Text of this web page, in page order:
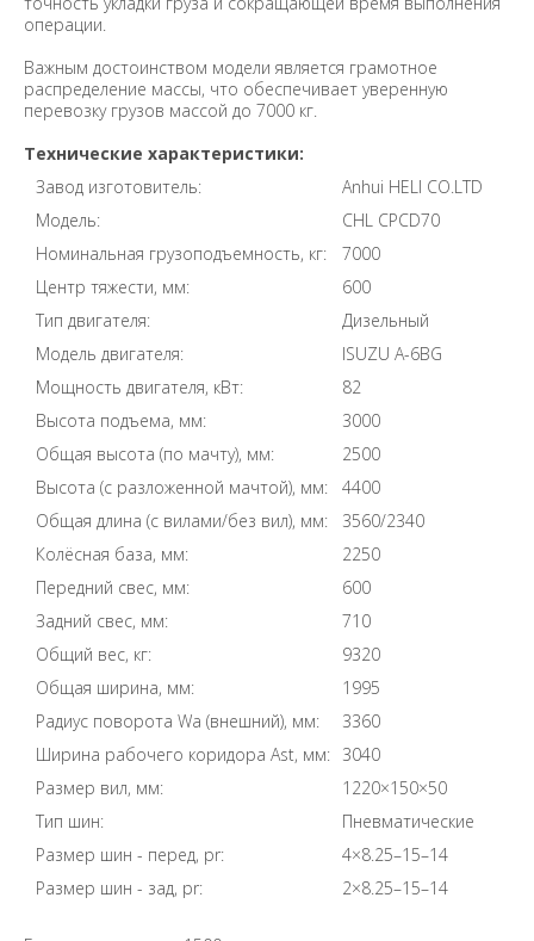
операции.
Важным достоинством модели является грамотное
распределение массы, что обеспечивает уверенную
перевозку грузов массой до 7000 кг.
Технические характеристики:
Завод изготовитель:
Anhui HELI CO.LTD
Модель:
CHL CPCD70
Номинальная грузоподъемность, кг:
7000
Центр тяжести, мм:
600
Тип двигателя:
Дизельный
Модель двигателя:
ISUZU A-6BG
Мощность двигателя, кВт:
82
Высота подъема, мм:
3000
Общая высота (по мачту), мм:
2500
Высота (с разложенной мачтой), мм:
4400
Общая длина (с вилами/без вил), мм:
3560/2340
Колёсная база, мм:
2250
Передний свес, мм:
600
Задний свес, мм:
710
Общий вес, кг:
9320
Общая ширина, мм:
1995
Радиус поворота Wa (внешний), мм:
3360
Ширина рабочего коридора Ast, мм: 3040
Размер вил, мм:
1220×150×50
Тип шин:
Пневматические
Размер шин - перед, pr:
4×8.25–15–14
Размер шин - зад, pr:
2×8.25–15–14